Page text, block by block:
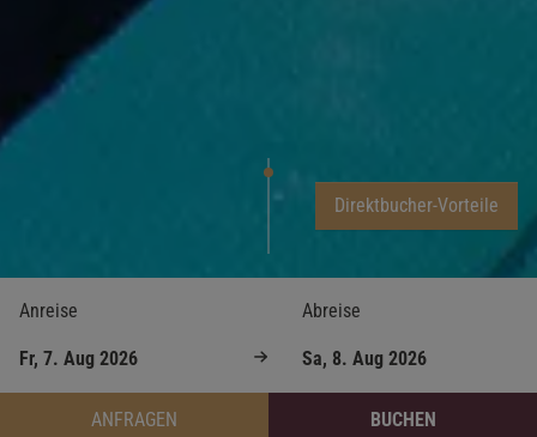
Direktbucher-Vorteile
Anreise Abreise
ANFRAGEN BUCHEN